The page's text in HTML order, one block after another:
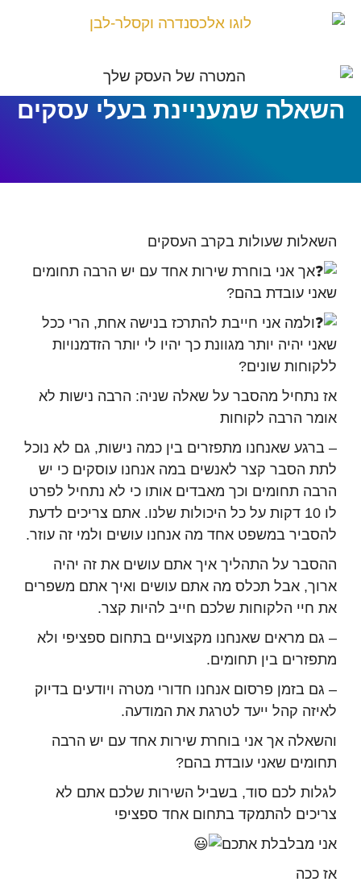
השאלה שמעניינת בעלי עסקים
השאלות שעולות בקרב העסקים
אך אני בוחרת שירות אחד עם יש הרבה תחומים
שאני עובדת בהם?
ולמה אני חייבת להתרכז בנישה אחת, הרי ככל
שאני יהיה יותר מגוונת כך יהיו לי יותר הזדמנויות
ללקוחות שונים?
אז נתחיל מהסבר על שאלה שניה: הרבה נישות לא
אומר הרבה לקוחות
– ברגע שאנחנו מתפזרים בין כמה נישות, גם לא נוכל
לתת הסבר קצר לאנשים במה אנחנו עוסקים כי יש
הרבה תחומים וכך מאבדים אותו כי לא נתחיל לפרט
לו 10 דקות על כל היכולות שלנו. אתם צריכים לדעת
להסביר במשפט אחד מה אנחנו עושים ולמי זה עוזר.
ההסבר על התהליך איך אתם עושים את זה יהיה
ארוך, אבל תכלס מה אתם עושים ואיך אתם משפרים
את חיי הלקוחות שלכם חייב להיות קצר.
– גם מראים שאנחנו מקצועיים בתחום ספציפי ולא
מתפזרים בין תחומים.
– גם בזמן פרסום אנחנו חדורי מטרה ויודעים בדיוק
לאיזה קהל ייעד לטרגת את המודעה.
והשאלה אך אני בוחרת שירות אחד עם יש הרבה
תחומים שאני עובדת בהם?
לגלות לכם סוד, בשביל השירות שלכם אתם לא
צריכים להתמקד בתחום אחד ספציפי
אני מבלבלת אתכם
אז ככה